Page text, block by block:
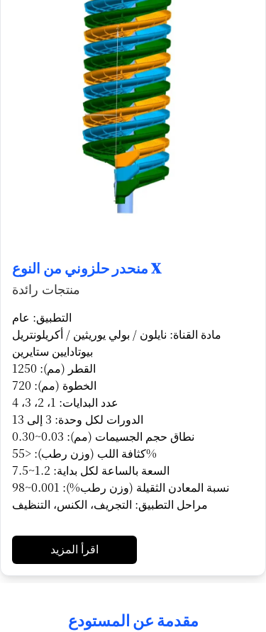
منحدر حلزوني من النوع X
منتجات رائدة
التطبيق: عام
مادة القناة: نايلون / بولي يوريثين / أكريلونتريل
بيوتادايين ستايرين
القطر (مم): 1250
الخطوة (مم): 720
عدد البدايات: 1، 2، 3، 4
الدورات لكل وحدة: 3 إلى 13
نطاق حجم الجسيمات (مم): 0.03~0.30
كثافة اللب (وزن رطب): <55%
السعة بالساعة لكل بداية: 1.2~7.5
نسبة المعادن الثقيلة (وزن رطب%): 0.001~98
مراحل التطبيق: التجريف، الكنس، التنظيف
اقرأ المزيد
مقدمة عن المستودع